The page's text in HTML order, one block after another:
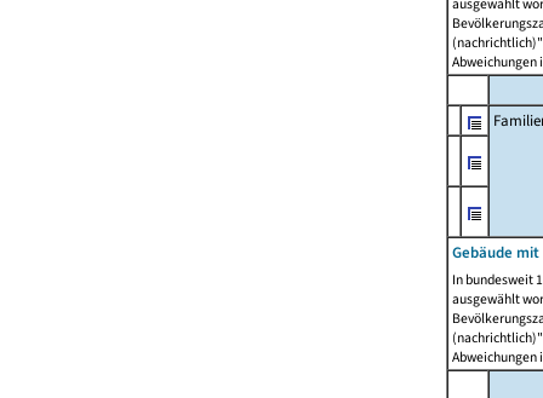
Abweichungen
Gebäude
In bundesweit
ausgewählt
Abweichungen